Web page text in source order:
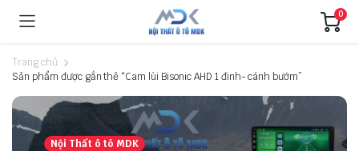
0
Trang chủ
Sản phẩm được gắn thẻ “Cam lùi Bisonic AHD 1 đinh- cánh bướm”
Nội Thất ô tô MDK